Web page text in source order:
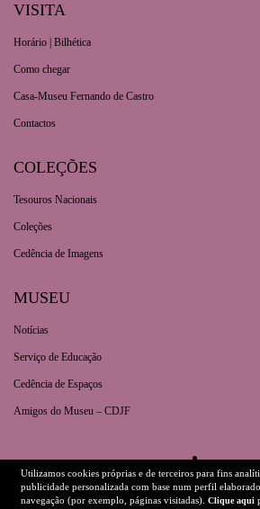
VISITA
Horário | Bilhética
Como chegar
Casa-Museu Fernando de Castro
Contactos
COLEÇÕES
Tesouros Nacionais
Coleções
Cedência de Imagens
MUSEU
Notícias
Serviço de Educação
Cedência de Espaços
Amigos do Museu – CDJF
Dados Legais Ficha Técnica
Utilizamos cookies próprias e de terceiros para fins
publicidade personalizada com base num perfil
navegação (por exemplo, páginas visitadas). Clique aqui